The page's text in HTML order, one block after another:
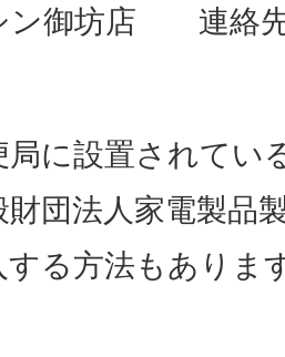
ン御坊店 連絡先
局に設置されてい
財団法人家電製品
する方法もありま